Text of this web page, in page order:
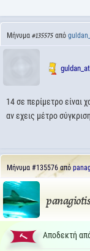
Μήνυμα #135575 από
14 σε περίμετρο είναι
αν εχεις μέτρο
Μήνυμα #135576από
Αποδεκτή